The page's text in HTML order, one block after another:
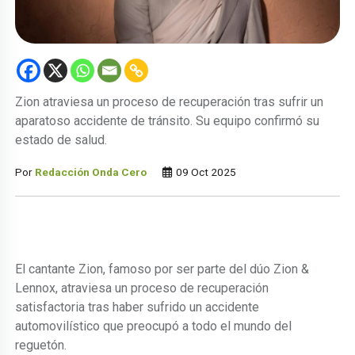
Zion atraviesa un proceso de recuperación tras sufrir un
aparatoso accidente de tránsito. Su equipo confirmó su
estado de salud.
Por Redacción Onda Cero 09 Oct 2025
El cantante Zion, famoso por ser parte del dúo Zion &
Lennox, atraviesa un proceso de recuperación
satisfactoria tras haber sufrido un accidente
automovilístico que preocupó a todo el mundo del
reguetón.